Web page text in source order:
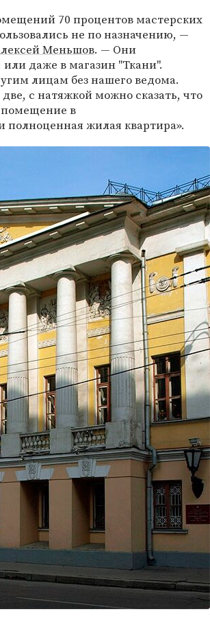
70 процентов мастерских
не по назначению, —
Меньшов. — Они
даже в магазин "Ткани".
лицам без нашего ведома.
с натяжкой можно сказать, что
помещение в
полноценная жилая квартира».